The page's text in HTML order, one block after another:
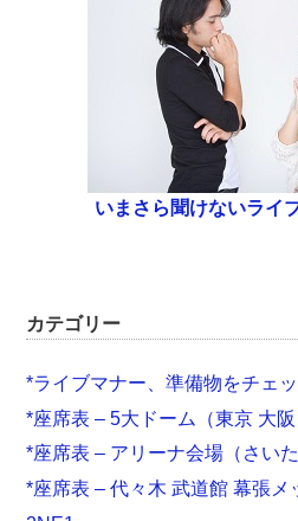
いまさら聞けないライ
カテゴリー
*ライブマナー、準備物をチェッ
*座席表 – 5大ドーム（東京 大阪
*座席表 – アリーナ会場（さいた
*座席表 – 代々木 武道館 幕張メ